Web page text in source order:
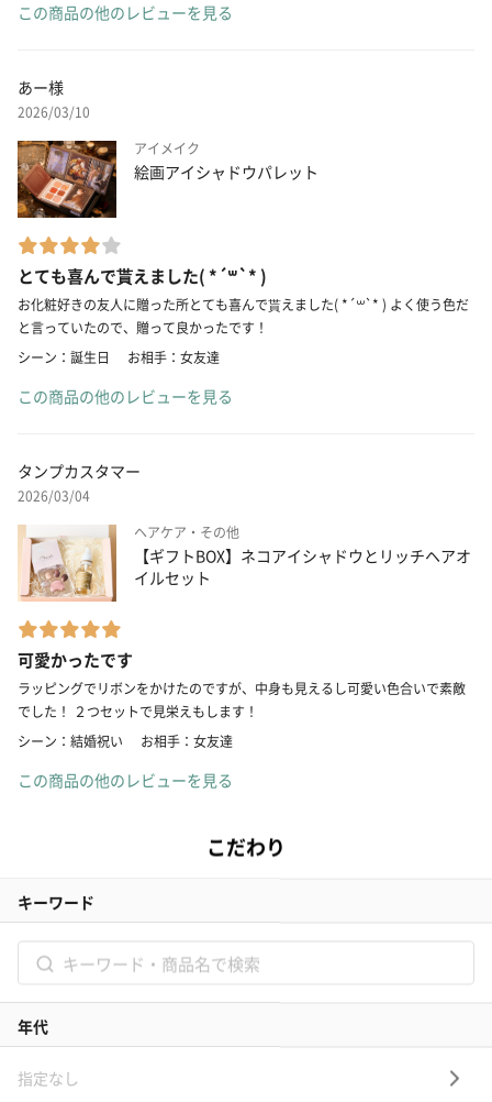
この商品の他のレビューを見る
あー様
2026/03/10
アイメイク
絵画アイシャドウパレット
とても喜んで貰えました( *´꒳`* )
お化粧好きの友人に贈った所とても喜んで貰えました( *´꒳`* ) よく使う色だ
と言っていたので、贈って良かったです！
シーン：誕生日
お相手：女友達
この商品の他のレビューを見る
タンプカスタマー
2026/03/04
ヘアケア・その他
【ギフトBOX】ネコアイシャドウとリッチヘアオ
イルセット
可愛かったです
ラッピングでリボンをかけたのですが、中身も見えるし可愛い色合いで素敵
でした！ ２つセットで見栄えもします！
シーン：結婚祝い
お相手：女友達
この商品の他のレビューを見る
今一番欲しいコスメと聞いていたのでこっそり誕生日に贈りました。使用感